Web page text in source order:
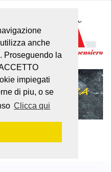
anche
Proseguendo la
impiegati
di piu, o se
Clicca qui